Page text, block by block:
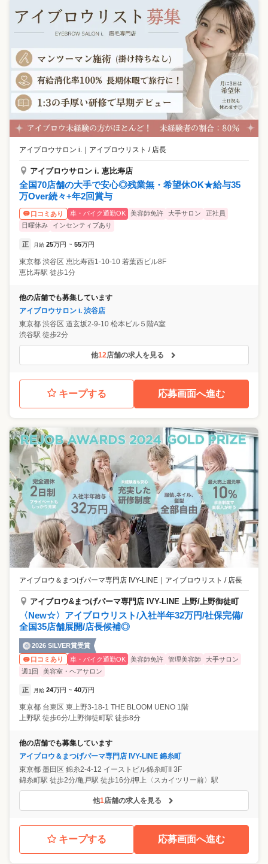
アイブロウサロン i. ｜ アイブロウリスト / 店長
アイブロウサロン i. 恵比寿店
全国70店舗の大手で安心◎残業無・希望休OK★給与35
万Over続々+年2回賞与
口コミあり 車・バイク通勤OK 美容師免許 大手サロン
正社員
日曜休み
インセンティブあり
正 月給 25万円 ~ 55万円
東京都 渋谷区 恵比寿西1-10-10 若葉西ビル8F
恵比寿駅 徒歩1分
他の店舗でも募集しています
アイブロウサロン i. 渋谷店
東京都 渋谷区 道玄坂2-9-10 松本ビル５階A室
渋谷駅 徒歩2分
他12店舗の求人を見る
キープする 応募画面へ進む
アイブロウ＆まつげパーマ専門店 IVY-LINE アイブロウリスト / 店長
アイブロウ&まつげパーマ専門店 IVY-LINE 上野/上野御徒町
〈New☆〉アイブロウリスト/入社半年32万円/社保完備/
全国35店舗展開/店長候補◎
2026 SILVER賞受賞
口コミあり
車・バイク通勤OK 美容師免許 管理美容師
大手サロン
週1回
美容室・ヘアサロン
正 月給 24万円 ~ 40万円
東京都 台東区 東上野3-18-1 THE BLOOM UENO 1階
上野駅 徒歩6分/上野御徒町駅 徒歩8分
他の店舗でも募集しています
アイブロウ＆まつげパーマ専門店 IVY-LINE 錦糸町
東京都 墨田区 錦糸2-4-12 イーストビル錦糸町II 3F
錦糸町駅 徒歩2分/亀戸駅 徒歩16分/押上〈スカイツリー前〉駅
他1店舗の求人を見る
キープする 応募画面へ進む